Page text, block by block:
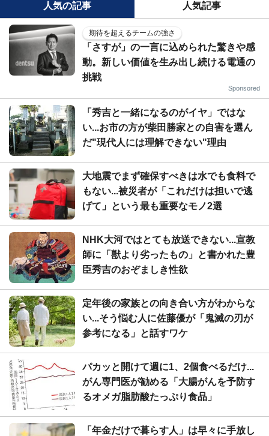
人気の記事 人気記事
期待を超えるチームの強さ
「さすが」の一言に込められた驚きや感
動。新しい価値を生み出し続ける電通の
挑戦
Sponsored
「秀吉と一緒になるのがイヤ」ではな
い...お市の方が柴田勝家との自害を選ん
だ"現代人には理解できない"理由
大地震でまず確保すべきは水でも食料で
もない...被災者が「これだけは担いで逃
げて」という最も重要なモノ2選
NHK大河ではとても放送できない...宣教
師に「獣より劣ったもの」と書かれた豊
臣秀吉のおぞましき性欲
定年後の家族との向き合い方がわからな
い...そう悩む人に佐藤優が「鬼滅の刃が
参考になる」と話すワケ
パカッと開けて週に1、2個食べるだけ...
がん専門医が勧める「大腸がんを予防す
るオメガ脂肪酸たっぷり食品」
「年金だけで暮らす人」は早々に手放し